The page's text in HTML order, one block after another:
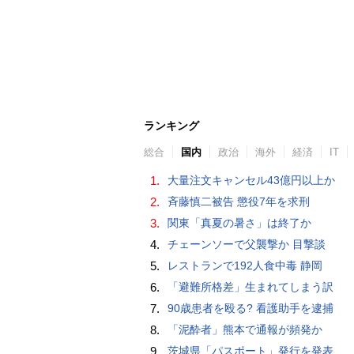
ランキング
総合 国内 政治 海外 経済 IT
1. 大量注文キャンセル43億円以上か
2. 斉藤慎二被告 懲役7年を求刑
3. 関東「真夏の暑さ」は終了か
4. チェーンソーで父襲撃か 目撃談
5. レストランで192人食中毒 静岡
6. 「避難所格差」生まれてしまう訳
7. 90歳患者を殴る? 看護助手を逮捕
8. 「泥酔者」熊本で通報が頻発か
9. 茨城県「パスポート」発行を発表